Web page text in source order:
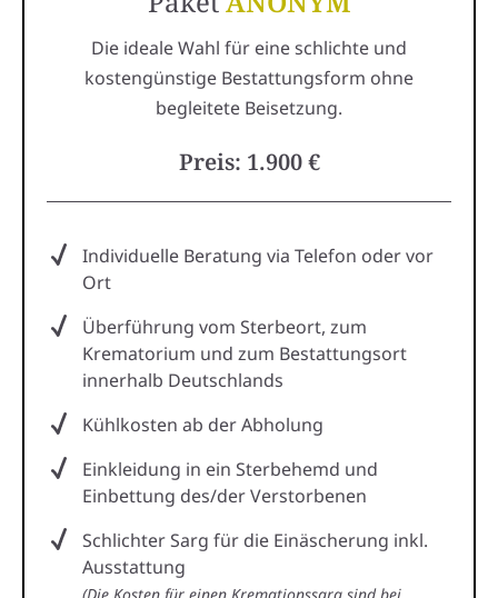
Die ideale Wahl für eine schlichte und
kostengünstige Bestattungsform ohne
begleitete Beisetzung.
Preis: 1.900 €
Individuelle Beratung via Telefon oder vor
Ort
Überführung vom Sterbeort, zum
Krematorium und zum Bestattungsort
innerhalb Deutschlands
Kühlkosten ab der Abholung
Einkleidung in ein Sterbehemd und
Einbettung des/der Verstorbenen
Schlichter Sarg für die Einäscherung inkl.
Ausstattung
(Die Kosten für einen Kremationssarg sind bei